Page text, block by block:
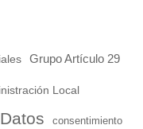
Grupo Artículo 29
Local
consentimiento